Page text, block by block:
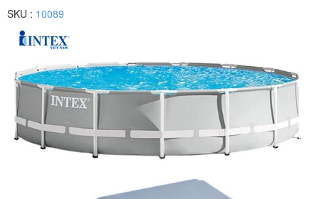
SKU : 10089